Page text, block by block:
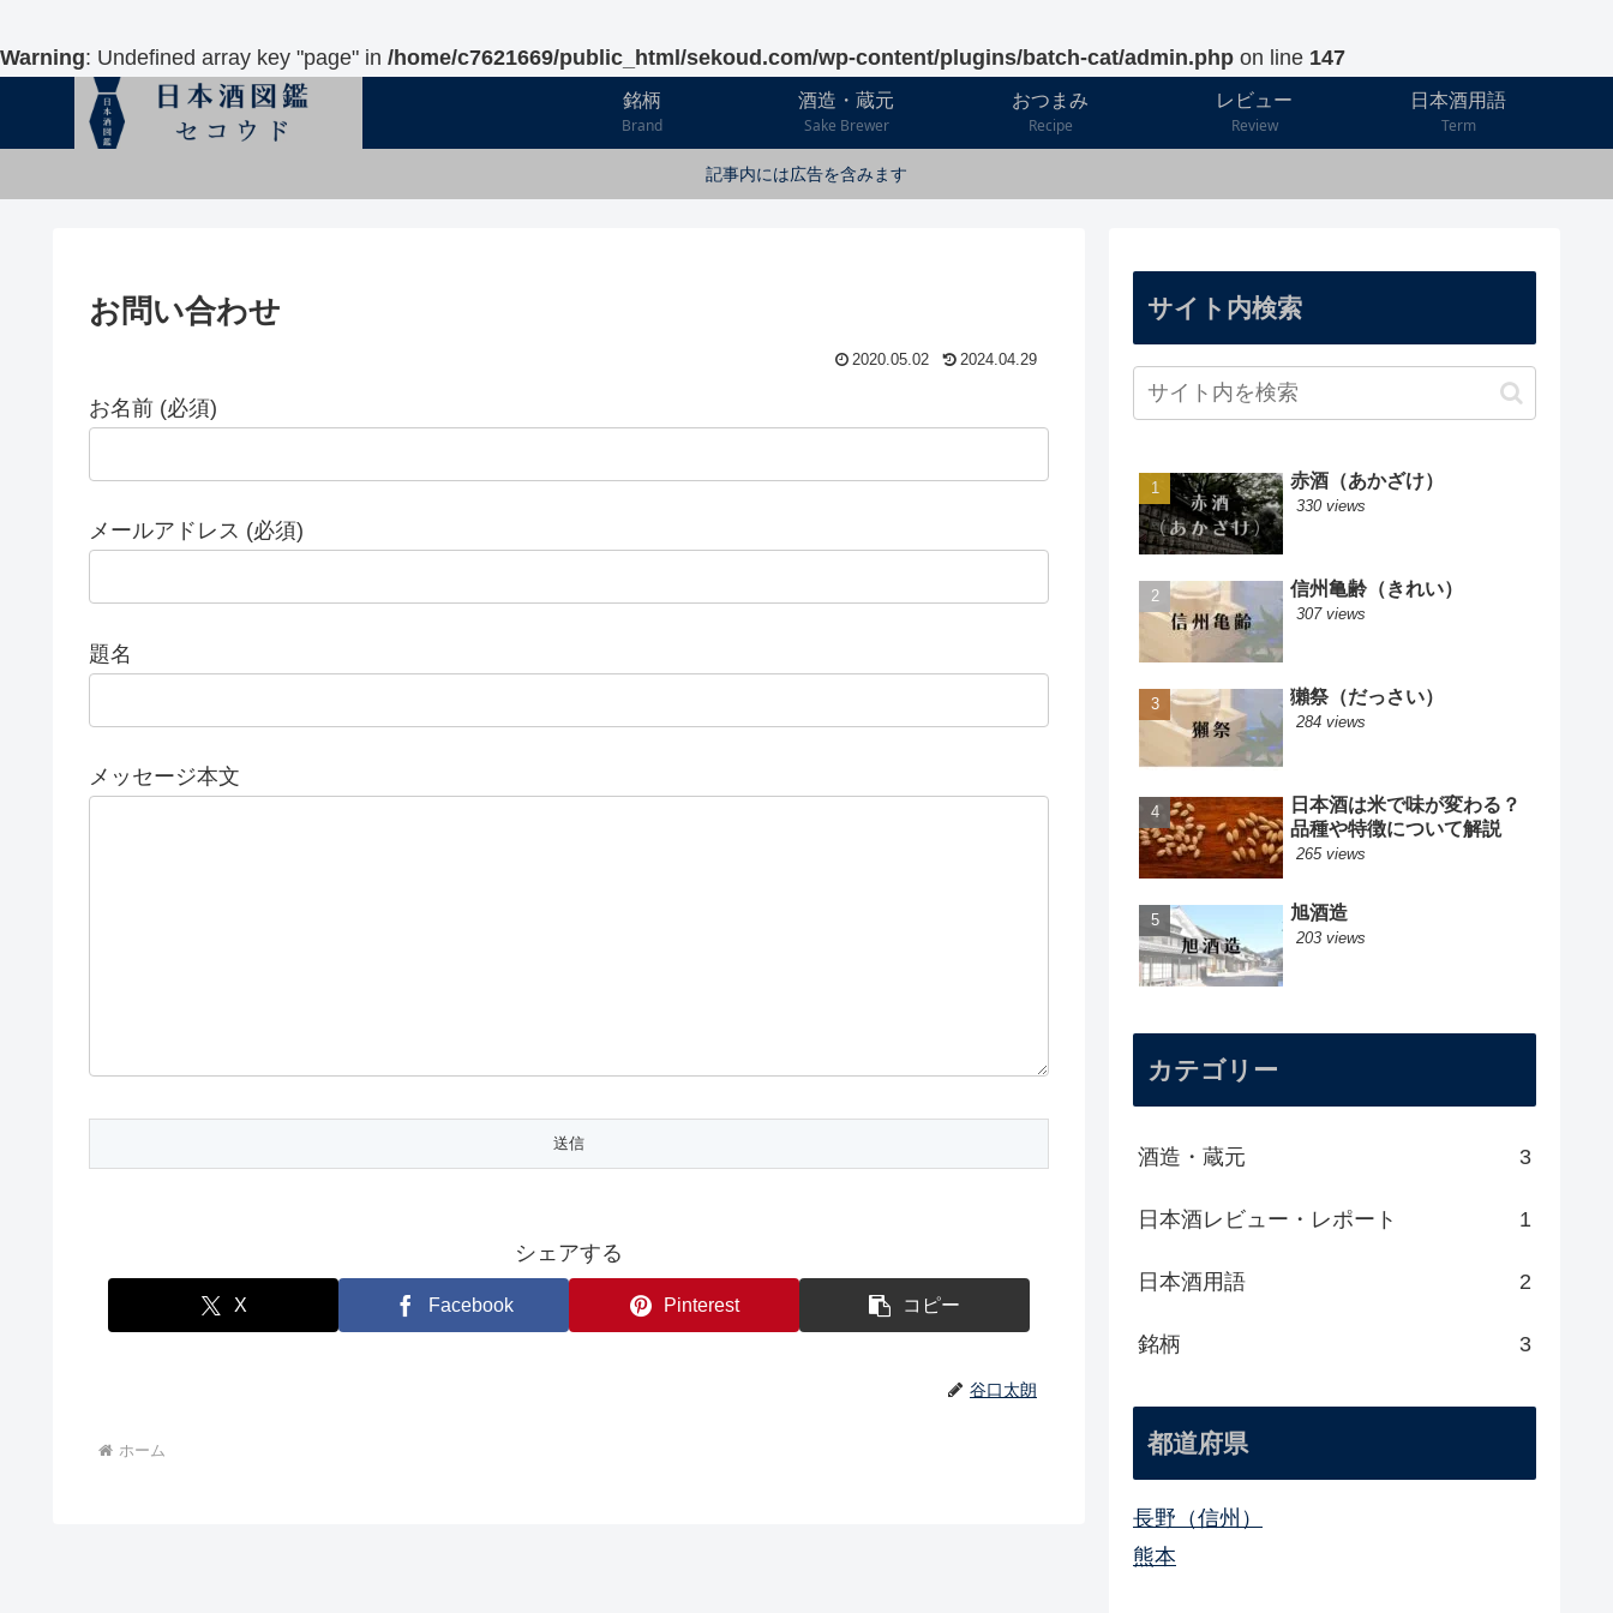
Warning: Undefined array key "page" in /home/c7621669/public_html/sekoud.com/wp-content/plugins/batch-cat/admin.php on line 147
銘柄
Brand
酒造・蔵元
Sake Brewer
おつまみ
Recipe
レビュー
Review
日本酒用語
Term
記事内には広告を含みます
お問い合わせ
2020.05.02 2024.04.29
お名前 (必須)
メールアドレス (必須)
題名
メッセージ本文
シェアする
X Facebook Pinterest コピー
谷口太朗
ホーム
サイト内検索
赤酒（あかざけ）
330 views
信州亀齢（きれい）
307 views
獺祭（だっさい）
284 views
日本酒は米で味が変わる？
品種や特徴について解説
265 views
旭酒造
203 views
カテゴリー
酒造・蔵元 3
日本酒レビュー・レポート 1
日本酒用語 2
銘柄 3
都道府県
長野（信州）
熊本